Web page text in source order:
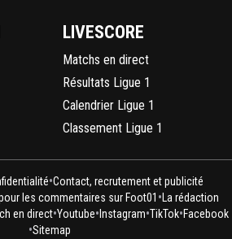
LIVESCORE
Matchs en direct
Résultats Ligue 1
Calendrier Ligue 1
Classement Ligue 1
•Contact, recrutement et publicité
les commentaires sur Foot01 • La rédaction
en direct•Youtube• Instagram•TikTok•Facebook
•Sitemap